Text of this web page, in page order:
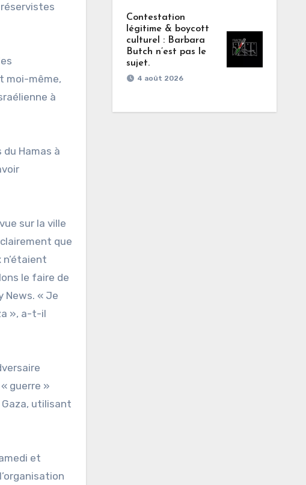
moi-même,
à
Hamas à
sur la ville
que
le faire de
News. « Je
», a-t-il
guerre »
utilisant
et
Contestation
légitime & boycott
culturel : Barbara
Butch n’est pas le
sujet.
4 août 2026